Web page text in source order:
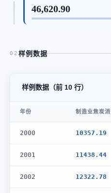
46,620.90
02 样例数据
样例数据（前 10 行）
年份 制造业焦炭
2000 10357.19
2001 11438.44
2002 12322.78